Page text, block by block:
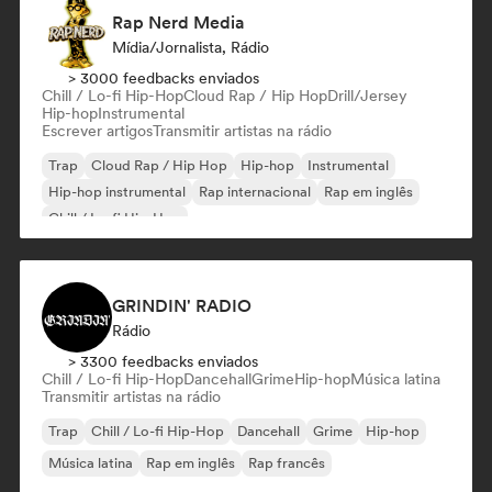
Rap Nerd Media
Mídia/Jornalista, Rádio
> 3000 feedbacks enviados
Chill / Lo-fi Hip-HopCloud Rap / Hip HopDrill/Jersey
Hip-hopInstrumental
Escrever artigosTransmitir artistas na rádio
Trap Cloud Rap / Hip Hop Hip-hop
Instrumental
Hip-hop instrumental
Rap internacional
Rap em inglês
Chill / Lo-fi Hip-Hop
GRINDIN' RADIO
Rádio
> 3300 feedbacks enviados
Chill / Lo-fi Hip-HopDancehallGrimeHip-hopMúsica latina
Transmitir artistas na rádio
Trap Chill / Lo-fi Hip-Hop Dancehall Grime
Hip-hop
Música latina
Rap em inglês Rap francês